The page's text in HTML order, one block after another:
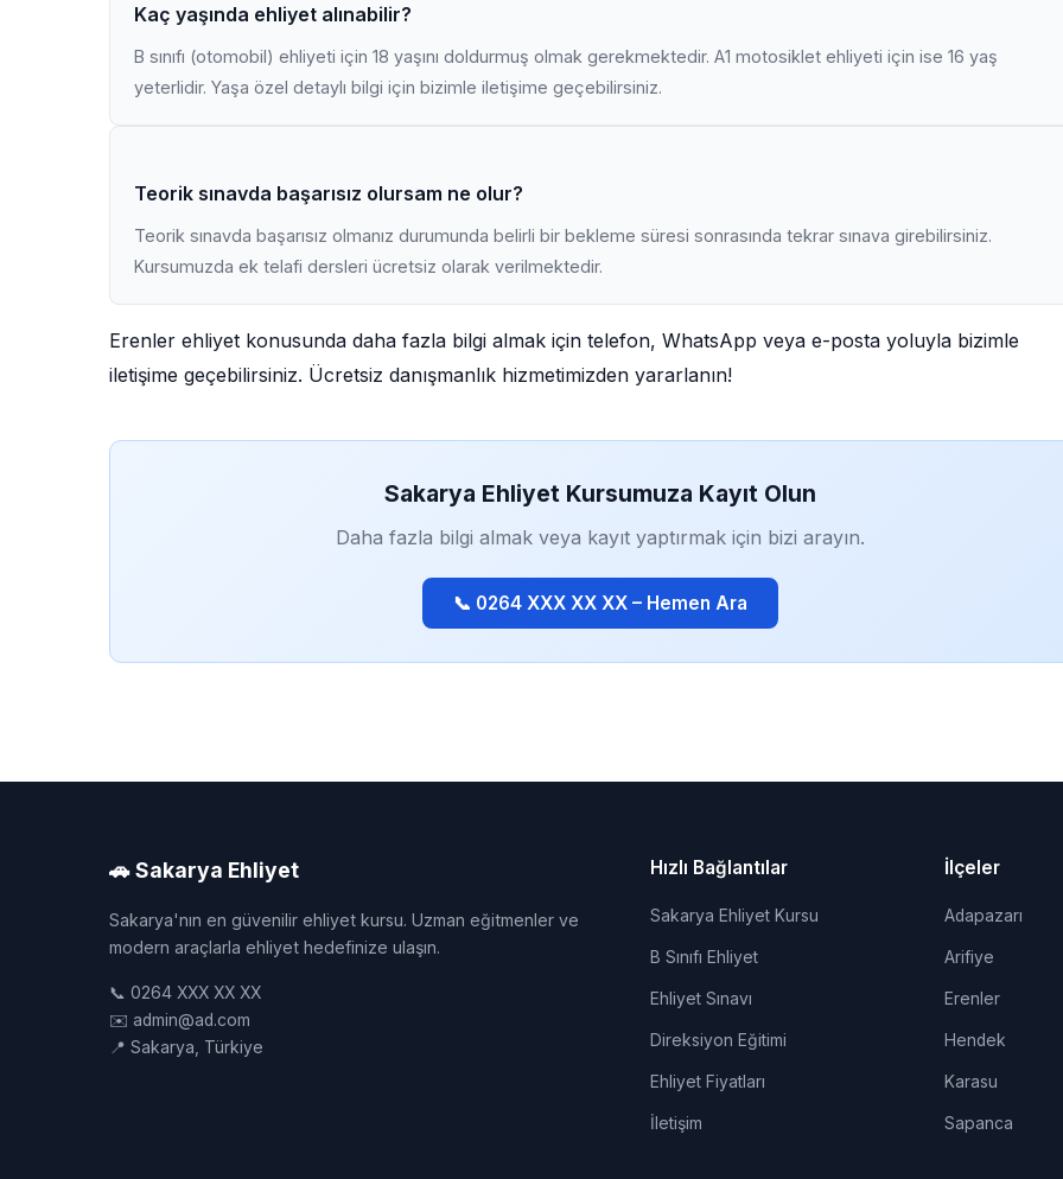
Kaç yaşında ehliyet alınabilir?
B sınıfı (otomobil) ehliyeti için 18 yaşını doldurmuş olmak gerekmektedir. A1 motosiklet ehliyeti için ise 16 yaş
yeterlidir. Yaşa özel detaylı bilgi için bizimle iletişime geçebilirsiniz.
Teorik sınavda başarısız olursam ne olur?
Teorik sınavda başarısız olmanız durumunda belirli bir bekleme süresi sonrasında tekrar sınava girebilirsiniz.
Kursumuzda ek telafi dersleri ücretsiz olarak verilmektedir.
Erenler ehliyet konusunda daha fazla bilgi almak için telefon, WhatsApp veya e-posta yoluyla bizimle
iletişime geçebilirsiniz. Ücretsiz danışmanlık hizmetimizden yararlanın!
Sakarya Ehliyet Kursumuza Kayıt Olun
Daha fazla bilgi almak veya kayıt yaptırmak için bizi arayın.
📞 0264 XXX XX XX – Hemen Ara
🚗 Sakarya Ehliyet
Sakarya'nın en güvenilir ehliyet kursu. Uzman eğitmenler ve
modern araçlarla ehliyet hedefinize ulaşın.
📞 0264 XXX XX XX
✉️ admin@ad.com
📍 Sakarya, Türkiye
Hızlı Bağlantılar
Sakarya Ehliyet Kursu
B Sınıfı Ehliyet
Ehliyet Sınavı
Direksiyon Eğitimi
Ehliyet Fiyatları
İletişim
İlçeler
Adapazarı
Arifiye
Erenler
Hendek
Karasu
Sapanca